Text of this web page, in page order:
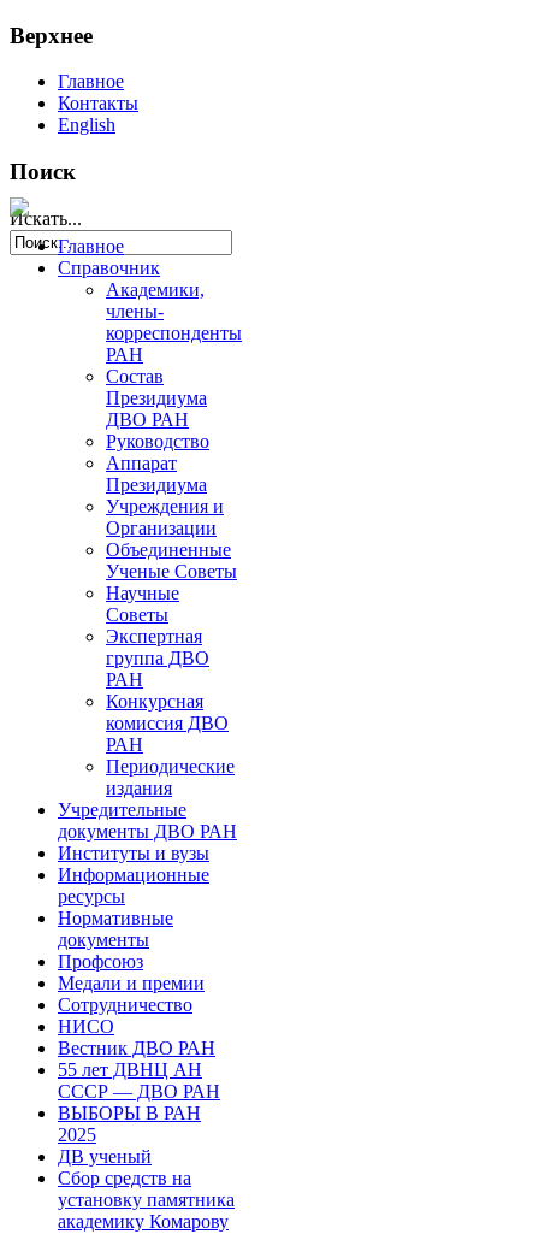
Верхнее
Главное
Контакты
English
Поиск
Искать...
Главное
Справочник
Академики,
члены-
корреспонденты
РАН
Состав
Президиума
ДВО РАН
Руководство
Аппарат
Президиума
Учреждения и
Организации
Объединенные
Ученые Советы
Научные
Советы
Экспертная
группа ДВО
РАН
Конкурсная
комиссия ДВО
РАН
Периодические
издания
Учредительные
документы ДВО РАН
Институты и вузы
Информационные
ресурсы
Нормативные
документы
Профсоюз
Медали и премии
Сотрудничество
НИСО
Вестник ДВО РАН
55 лет ДВНЦ АН
СССР — ДВО РАН
ВЫБОРЫ В РАН
2025
ДВ ученый
Сбор средств на
установку памятника
академику Комарову